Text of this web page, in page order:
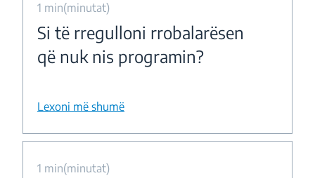
1 min(minutat)
Si të rregulloni rrobalarësen
që nuk nis programin?
Lexoni më shumë
1 min(minutat)